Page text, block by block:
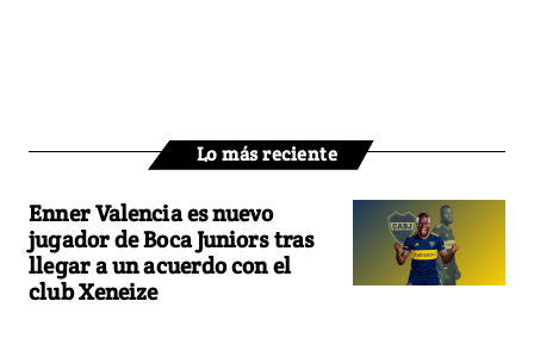
Lo más reciente
Enner Valencia es nuevo
jugador de Boca Juniors tras
llegar a un acuerdo con el
club Xeneize